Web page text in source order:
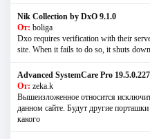
Nik Collection by DxO 9.1.0
От: boliga
Dxo requires verification with their
site. When it fails to do so, it shuts down
Advanced SystemCare Pro 19.5.0.227
От: zeka.k
Вышеизложенное относится
данном сайте. Будут другие
какого